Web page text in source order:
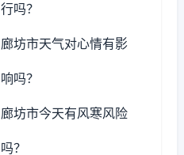
行吗？
廊坊市天气对心情有影
响吗？
廊坊市今天有风寒风险
吗？